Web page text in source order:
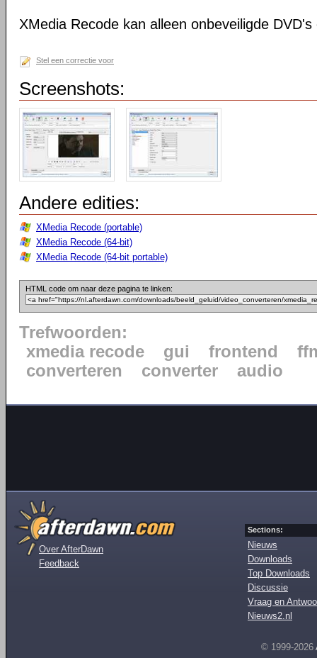
XMedia Recode kan alleen onbeveiligde
Stel een correctie voor
Screenshots:
Andere edities:
XMedia Recode (portable)
XMedia Recode (64-bit)
XMedia Recode (64-bit portable)
HTML code om naar deze pagina te linken:
Trefwoorden:
xmedia recode
gui frontend
converteren
converter audio
Over AfterDawn
Feedback
Sections:
Nieuws
Downloads
Top Downloads
Discussie
Vraag en
Nieuws2.nl
© 1999-2026